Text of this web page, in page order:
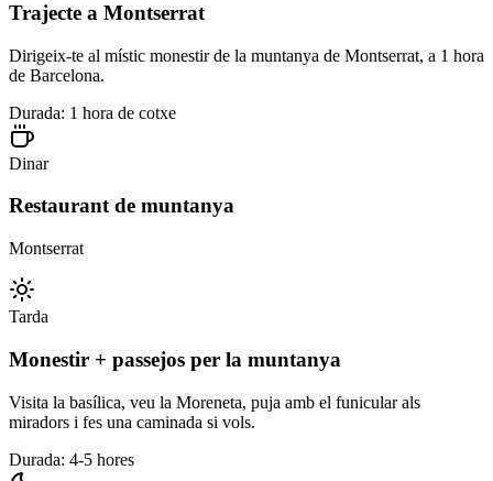
Trajecte a Montserrat
Dirigeix-te al místic monestir de la muntanya de Montserrat, a 1 hora
de Barcelona.
Durada: 1 hora de cotxe
Dinar
Restaurant de muntanya
Montserrat
Tarda
Monestir + passejos per la muntanya
Visita la basílica, veu la Moreneta, puja amb el funicular als
miradors i fes una caminada si vols.
Durada: 4-5 hores